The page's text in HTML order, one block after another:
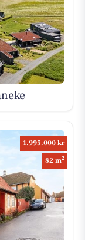
1.995.000 kr
82 m2